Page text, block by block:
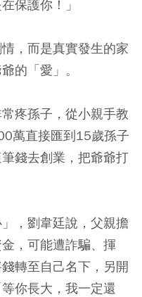
保護你！」
，而是真實發生的家
的「愛」。
疼孫子，從小親手教
萬直接匯到15歲孫子
錢去創業，把爺爺打
，劉韋廷說，父親擔
，可能遭詐騙、揮
轉至自己名下，另開
你長大，我一定還